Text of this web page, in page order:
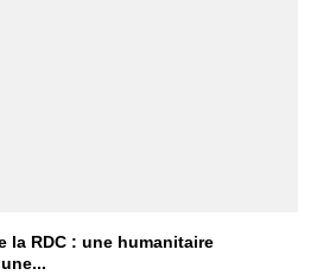
la RDC : une humanitaire